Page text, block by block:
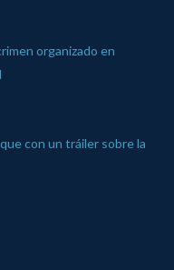
organizado en
con un tráiler sobre la